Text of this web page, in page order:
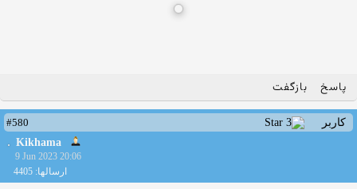
پاسخ بازگفت
کاربر
#580
Kikhama
9 Jun 2023 20:06
ارسالها: 4405